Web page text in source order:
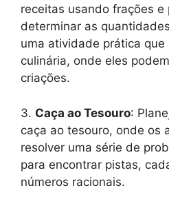
receitas usando frações e
determinar as
uma atividade prática
culinária, onde eles
criações.
3. Caça ao Tesouro:
caça ao tesouro, onde os
resolver uma série de
para encontrar pistas,
números racionais.